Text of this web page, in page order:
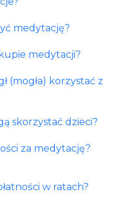
medytację?​
medytacji?​
(mogła) korzystać z
skorzystać dzieci?
za medytację?
w ratach?